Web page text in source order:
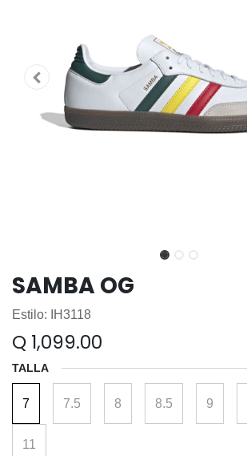
SAMBA OG
Estilo: IH3118
Q 1,099.00
TALLA
7 7.5 8 8.5 9
11